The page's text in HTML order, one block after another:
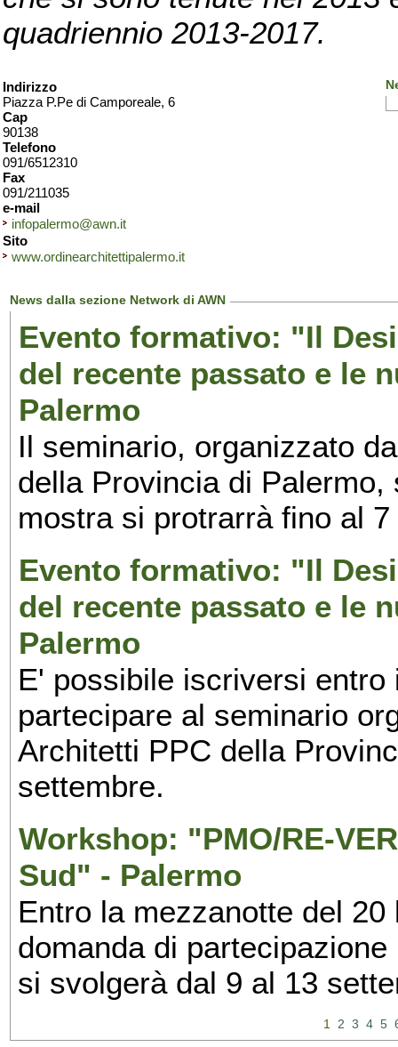
quadriennio 2013-2017.
Indirizzo
Piazza P.Pe di Camporeale, 6
Cap
90138
Telefono
091/6512310
Fax
091/211035
e-mail
infopalermo@awn.it
Sito
www.ordinearchitettipalermo.it
News dalla sezione Network di AWN
Evento formativo: "Il
del recente passato e le
Palermo
Il seminario, organizzato
della Provincia di
mostra si protrarrà fino al
Evento formativo: "Il
del recente passato e le
Palermo
E' possibile iscriversi
partecipare al seminario
Architetti PPC della
settembre.
Workshop: "PMO/RE-
Sud" - Palermo
Entro la mezzanotte del
domanda di
si svolgerà dal 9 al 13
1 2 3 4 5